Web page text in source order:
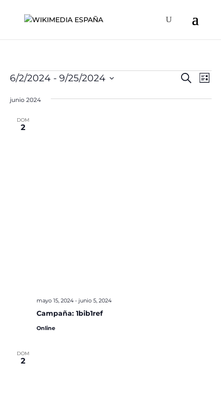
Eventos Buscar
de
Lista
6/2/2024 - 9/25/2024
la
junio 2024
DOM
2
Campaña: 1bib1ref
mayo 15, 2024- junio 5, 2024
Online
DOM
2